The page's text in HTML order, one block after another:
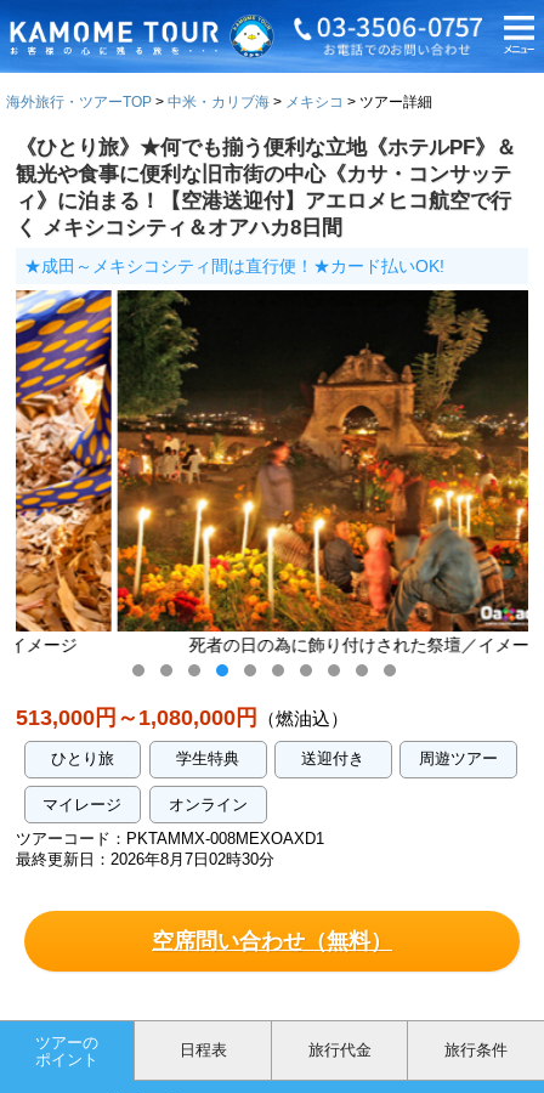
海外旅行・ツアーTOP 中米・カリブ海 メキシコ ツアー詳細
《ひとり旅》★何でも揃う便利な立地《ホテルPF》＆
観光や食事に便利な旧市街の中心《カサ・コンサッテ
ィ》に泊まる！【空港送迎付】アエロメヒコ航空で行
く メキシコシティ＆オアハカ8日間
★成田～メキシコシティ間は直行便！★カード払いOK!
死者の日の為に飾り付けされた祭壇／イメージ
513,000円～1,080,000円 （燃油込）
ひとり旅 学生特典 送迎付き 周遊ツアー
マイレージ
オンライン
ツアーコード：PKTAMMX-008MEXOAXD1
最終更新日：2026年8月7日02時30分
空席問い合わせ（無料）
ツアーの
ポイント
日程表 旅行代金 旅行条件